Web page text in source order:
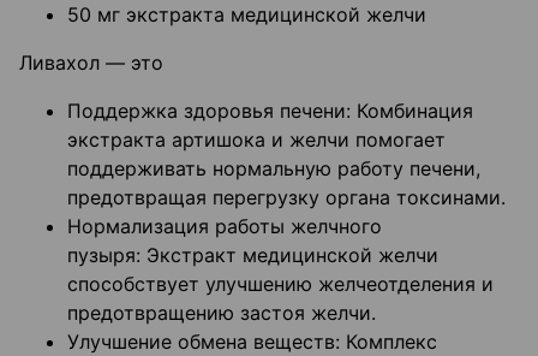
50 мг экстракта медицинской желчи
Ливахол — это
Поддержка здоровья печени: Комбинация
экстракта артишока и желчи помогает
поддерживать нормальную работу печени,
предотвращая перегрузку органа токсинами.
Нормализация работы желчного
пузыря: Экстракт медицинской желчи
способствует улучшению желчеотделения и
предотвращению застоя желчи.
Улучшение обмена веществ: Комплекс